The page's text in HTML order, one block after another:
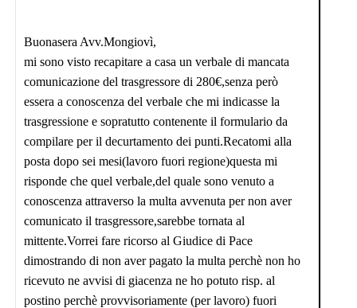
Buonasera Avv.Mongiovì,
mi sono visto recapitare a casa un verbale di mancata
comunicazione del trasgressore di 280€,senza però
essera a conoscenza del verbale che mi indicasse la
trasgressione e sopratutto contenente il formulario da
compilare per il decurtamento dei punti.Recatomi alla
posta dopo sei mesi(lavoro fuori regione)questa mi
risponde che quel verbale,del quale sono venuto a
conoscenza attraverso la multa avvenuta per non aver
comunicato il trasgressore,sarebbe tornata al
mittente.Vorrei fare ricorso al Giudice di Pace
dimostrando di non aver pagato la multa perchè non ho
ricevuto ne avvisi di giacenza ne ho potuto risp. al
postino perchè provvisoriamente (per lavoro) fuori